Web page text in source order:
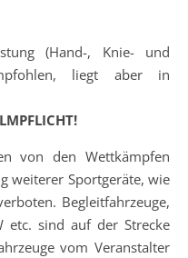
(Hand-, Knie- und
liegt aber in
von den Wettkämpfen
weiterer Sportgeräte, wie
Begleitfahrzeuge,
etc. sind auf der Strecke
vom Veranstalter